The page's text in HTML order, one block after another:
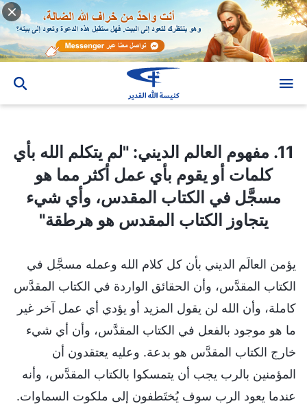
11. مفهوم العالم الديني: "لم يتكلم الله بأي
كلمات أو يقوم بأي عمل أكثر مما هو
مسجَّل في الكتاب المقدس، وأي شيء
يتجاوز الكتاب المقدس هو هرطقة"
يؤمن العالَم الديني بأن كل كلام الله وعمله مسجَّل في
الكتاب المقدَّس، وأن الحقائق الواردة في الكتاب المقدَّس
كاملة، وأن الله لن يقول المزيد أو يؤدي أي عمل آخر غير
ما هو موجود بالفعل في الكتاب المقدَّس، وأن أي شيء
خارج الكتاب المقدَّس هو بدعة. وعليه يعتقدون أن
المؤمنين بالرب يجب أن يتمسكوا بالكتاب المقدَّس، وأنه
عندما يعود الرب سوف يُختَطفون إلى ملكوت السماوات.